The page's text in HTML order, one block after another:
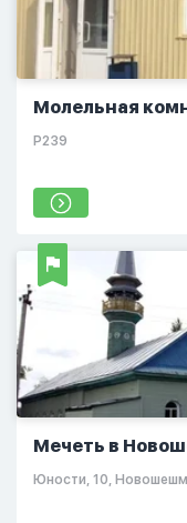
Молельная
Р239
Мечеть в
Юности, 10,